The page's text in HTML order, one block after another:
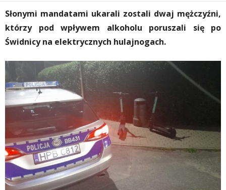
Słonymi mandatami ukarali zostali dwaj mężczyźni,
którzy pod wpływem alkoholu poruszali się po
Świdnicy na elektrycznych hulajnogach.